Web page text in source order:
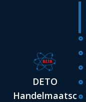
DETO
Handelmaatsc